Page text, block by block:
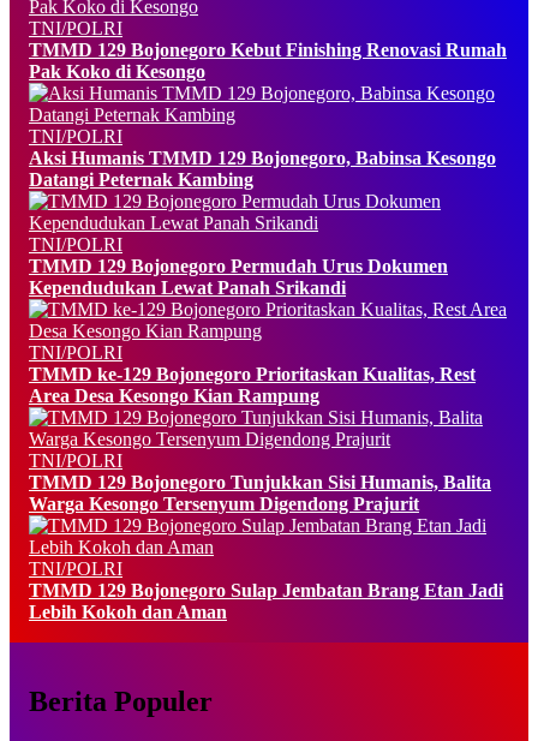
TNI/POLRI
TMMD 129 Bojonegoro Kebut Finishing Renovasi Rumah
Pak Koko di Kesongo
TNI/POLRI
Aksi Humanis TMMD 129 Bojonegoro, Babinsa Kesongo
Datangi Peternak Kambing
TNI/POLRI
TMMD 129 Bojonegoro Permudah Urus Dokumen
Kependudukan Lewat Panah Srikandi
TNI/POLRI
TMMD ke-129 Bojonegoro Prioritaskan Kualitas, Rest
Area Desa Kesongo Kian Rampung
TNI/POLRI
TMMD 129 Bojonegoro Tunjukkan Sisi Humanis, Balita
Warga Kesongo Tersenyum Digendong Prajurit
TNI/POLRI
TMMD 129 Bojonegoro Sulap Jembatan Brang Etan Jadi
Lebih Kokoh dan Aman
Berita Populer